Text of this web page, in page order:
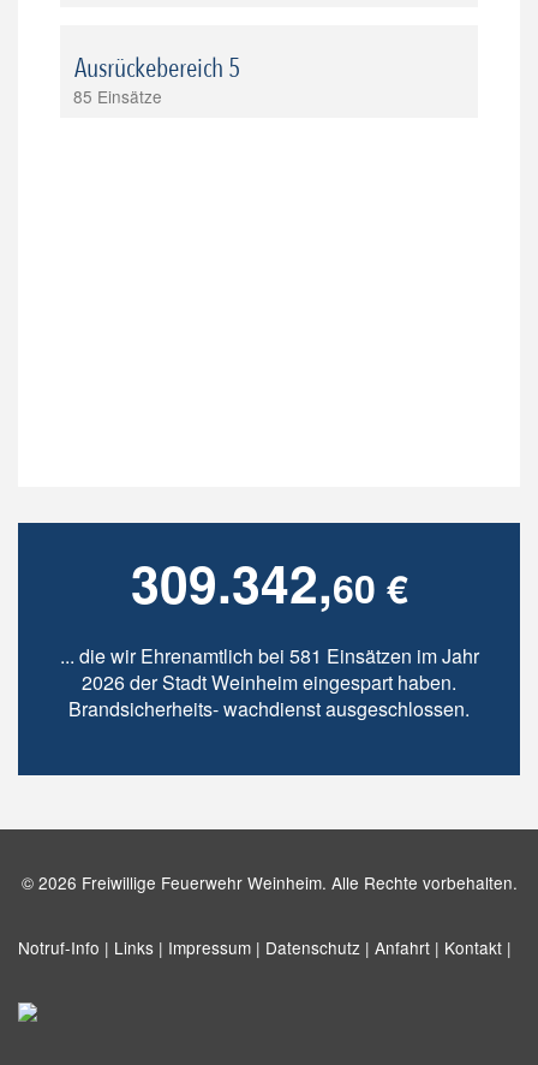
Ausrückebereich 5
85 Einsätze
309.342,60 €
... die wir Ehrenamtlich bei 581 Einsätzen im Jahr
2026 der Stadt Weinheim eingespart haben.
Brandsicherheits- wachdienst ausgeschlossen.
© 2026 Freiwillige Feuerwehr Weinheim. Alle Rechte vorbehalten.
Notruf-Info | Links | Impressum | Datenschutz | Anfahrt | Kontakt |